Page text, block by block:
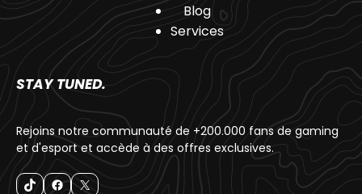
Blog
Services
STAY TUNED.
Rejoins notre communauté de +200.000 fans de gaming
et d'esport et accède à des offres exclusives.